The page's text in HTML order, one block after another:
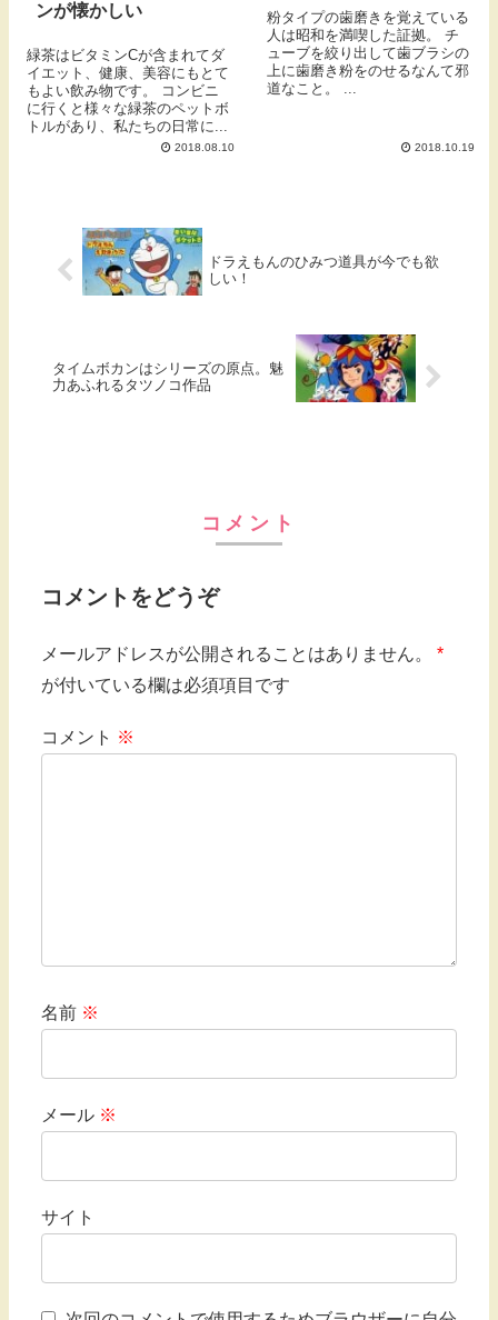
ンが懐かしい
緑茶はビタミンCが含まれてダ
イエット、健康、美容にもとて
もよい飲み物です。 コンビニ
に行くと様々な緑茶のペットボ
トルがあり、私たちの日常に...
2018.08.10
粉タイプの歯磨きを覚えている
人は昭和を満喫した証拠。 チ
ューブを絞り出して歯ブラシの
上に歯磨き粉をのせるなんて邪
道なこと。 ...
2018.10.19
ドラえもんのひみつ道具が今でも欲
しい！
タイムボカンはシリーズの原点。魅
力あふれるタツノコ作品
コメント
コメントをどうぞ
メールアドレスが公開されることはありません。
*
が付いている欄は必須項目です
コメント ※
名前 ※
メール ※
サイト